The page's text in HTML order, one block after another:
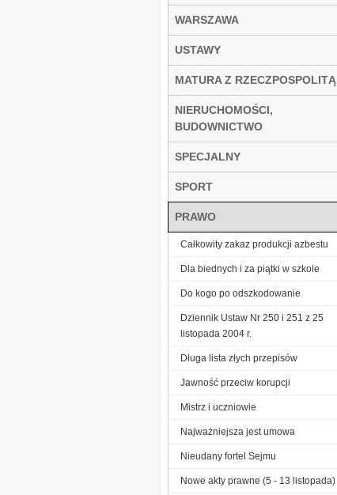
WARSZAWA
USTAWY
MATURA Z RZECZPOSPOLITĄ
NIERUCHOMOŚCI,
BUDOWNICTWO
SPECJALNY
SPORT
PRAWO
Całkowity zakaz produkcji azbestu
Dla biednych i za piątki w szkole
Do kogo po odszkodowanie
Dziennik Ustaw Nr 250 i 251 z 25
listopada 2004 r.
Długa lista złych przepisów
Jawność przeciw korupcji
Mistrz i uczniowie
Najważniejsza jest umowa
Nieudany fortel Sejmu
Nowe akty prawne (5 - 13 listopada)